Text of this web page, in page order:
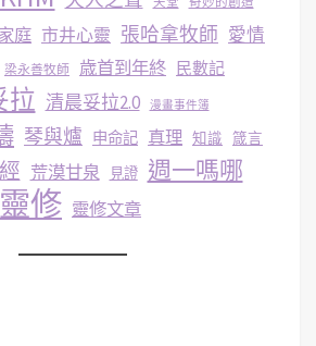
庭 市井心靈 張哈拿牧師 愛情
梁永善牧師 歳首到年終 民數記
拉 清晨妥拉2.0 漫畫事件簿
琴與爐 申命記 真理 知識 箴言
荒漠甘泉 見證 週一嗎哪
靈修 靈修文章